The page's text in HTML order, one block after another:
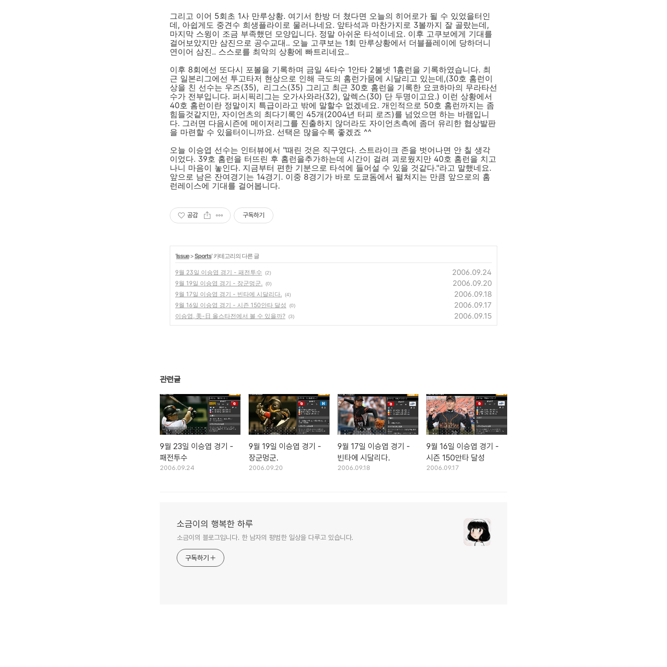
그리고 이어 5회초 1사 만루상황. 여기서 한방 더 쳤다면 오늘의 히어로가 될 수 있었을터인
데, 아쉽게도 중견수 희생플라이로 물러나네요. 앞타석과 마찬가지로 3볼까지 잘 골랐는데,
마지막 스윙이 조금 부족했던 모양입니다. 정말 아쉬운 타석이네요. 이후 고쿠보에게 기대를
걸어보았지만 삼진으로 공수교대.. 오늘 고쿠보는 1회 만루상황에서 더블플레이에 당하더니
연이어 삼진.. 스스로를 최악의 상황에 빠트리네요..
이후 8회에선 또다시 포볼을 기록하며 금일 4타수 1안타 2볼넷 1홈런을 기록하였습니다. 최
근 일본리그에선 투고타저 현상으로 인해 극도의 홈런가뭄에 시달리고 있는데,(30호 홈런이
상을 친 선수는 우즈(35), 리그스(35) 그리고 최근 30호 홈런을 기록한 요코하마의 무라타선
수가 전부입니다. 퍼시픽리그는 오가사와라(32), 알렉스(30) 단 두명이고요.) 이런 상황에서
40호 홈런이란 정말이지 특급이라고 밖에 말할수 없겠네요. 개인적으로 50호 홈런까지는 좀
힘들것같지만, 자이언츠의 최다기록인 45개(2004년 터피 로즈)를 넘었으면 하는 바램입니
다. 그러면 다음시즌에 메이저리그를 진출하지 않더라도 자이언츠측에 좀더 유리한 협상발판
을 마련할 수 있을터이니까요. 선택은 많을수록 좋겠죠 ^^
오늘 이승엽 선수는 인터뷰에서 "때린 것은 직구였다. 스트라이크 존을 벗어나면 안 칠 생각
이었다. 39호 홈런을 터뜨린 후 홈런을추가하는데 시간이 걸려 괴로웠지만 40호 홈런을 치고
나니 마음이 놓인다. 지금부터 편한 기분으로 타석에 들어설 수 있을 것같다."라고 말했네요.
앞으로 남은 잔여경기는 14경기. 이중 8경기가 바로 도쿄돔에서 펼쳐지는 만큼 앞으로의 홈
런레이스에 기대를 걸어봅니다.
공감 구독하기
'Issue>Sports' 카테고리의 다른 글
9월 23일 이승엽 경기 - 패전투수 (2) 2006.09.24
9월 19일 이승엽 경기 - 장군멍군. (0) 2006.09.20
9월 17일 이승엽 경기 - 빈타에 시달리다. (4) 2006.09.18
9월 16일 이승엽 경기 - 시즌 150안타 달성 (0) 2006.09.17
이승엽, 美-日 올스타전에서 볼 수 있을까? (3) 2006.09.15
관련글
9월 23일 이승엽 경기 -
패전투수
2006.09.24
9월 19일 이승엽 경기 -
장군멍군.
2006.09.20
9월 17일 이승엽 경기 -
빈타에 시달리다.
2006.09.18
9월 16일 이승엽 경기 -
시즌 150안타 달성
2006.09.17
소금이의 행복한 하루
소금이의 블로그입니다. 한 남자의 평범한 일상을 다루고 있습니다.
구독하기